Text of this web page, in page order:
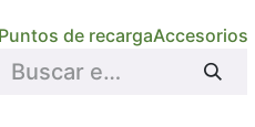
Puntos de recargaAccesorios